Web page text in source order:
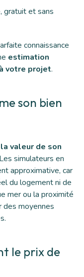
gratuit et sans
connaissance
estimation
votre projet.
son bien
valeur de son
simulateurs en
approximative, car
du logement ni de
mer ou la proximité
des moyennes
le prix de